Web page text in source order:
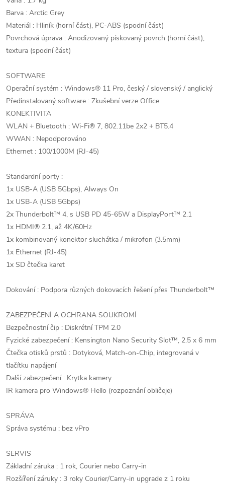
Barva : Arctic Grey
Materiál : Hliník (horní část), PC-ABS (spodní část)
Povrchová úprava : Anodizovaný pískovaný povrch (horní část),
textura (spodní část)
SOFTWARE
Operační systém : Windows® 11 Pro, český / slovenský / anglický
Předinstalovaný software : Zkušební verze Office
KONEKTIVITA
WLAN + Bluetooth : Wi-Fi® 7, 802.11be 2x2 + BT5.4
WWAN : Nepodporováno
Ethernet : 100/1000M (RJ-45)
Standardní porty :
1x USB-A (USB 5Gbps), Always On
1x USB-A (USB 5Gbps)
2x Thunderbolt™ 4, s USB PD 45-65W a DisplayPort™ 2.1
1x HDMI® 2.1, až 4K/60Hz
1x kombinovaný konektor sluchátka / mikrofon (3.5mm)
1x Ethernet (RJ-45)
1x SD čtečka karet
Dokování : Podpora různých dokovacích řešení přes Thunderbolt™
ZABEZPEČENÍ A OCHRANA SOUKROMÍ
Bezpečnostní čip : Diskrétní TPM 2.0
Fyzické zabezpečení : Kensington Nano Security Slot™, 2.5 x 6 mm
Čtečka otisků prstů : Dotyková, Match-on-Chip, integrovaná v
tlačítku napájení
Další zabezpečení : Krytka kamery
IR kamera pro Windows® Hello (rozpoznání obličeje)
SPRÁVA
Správa systému : bez vPro
SERVIS
Základní záruka : 1 rok, Courier nebo Carry-in
Rozšíření záruky : 3 roky Courier/Carry-in upgrade z 1 roku